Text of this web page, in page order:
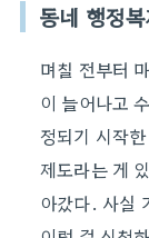
동네 행정
며칠 전부터
이 늘어나고
정되기 시작
제도라는 게
아갔다. 사실